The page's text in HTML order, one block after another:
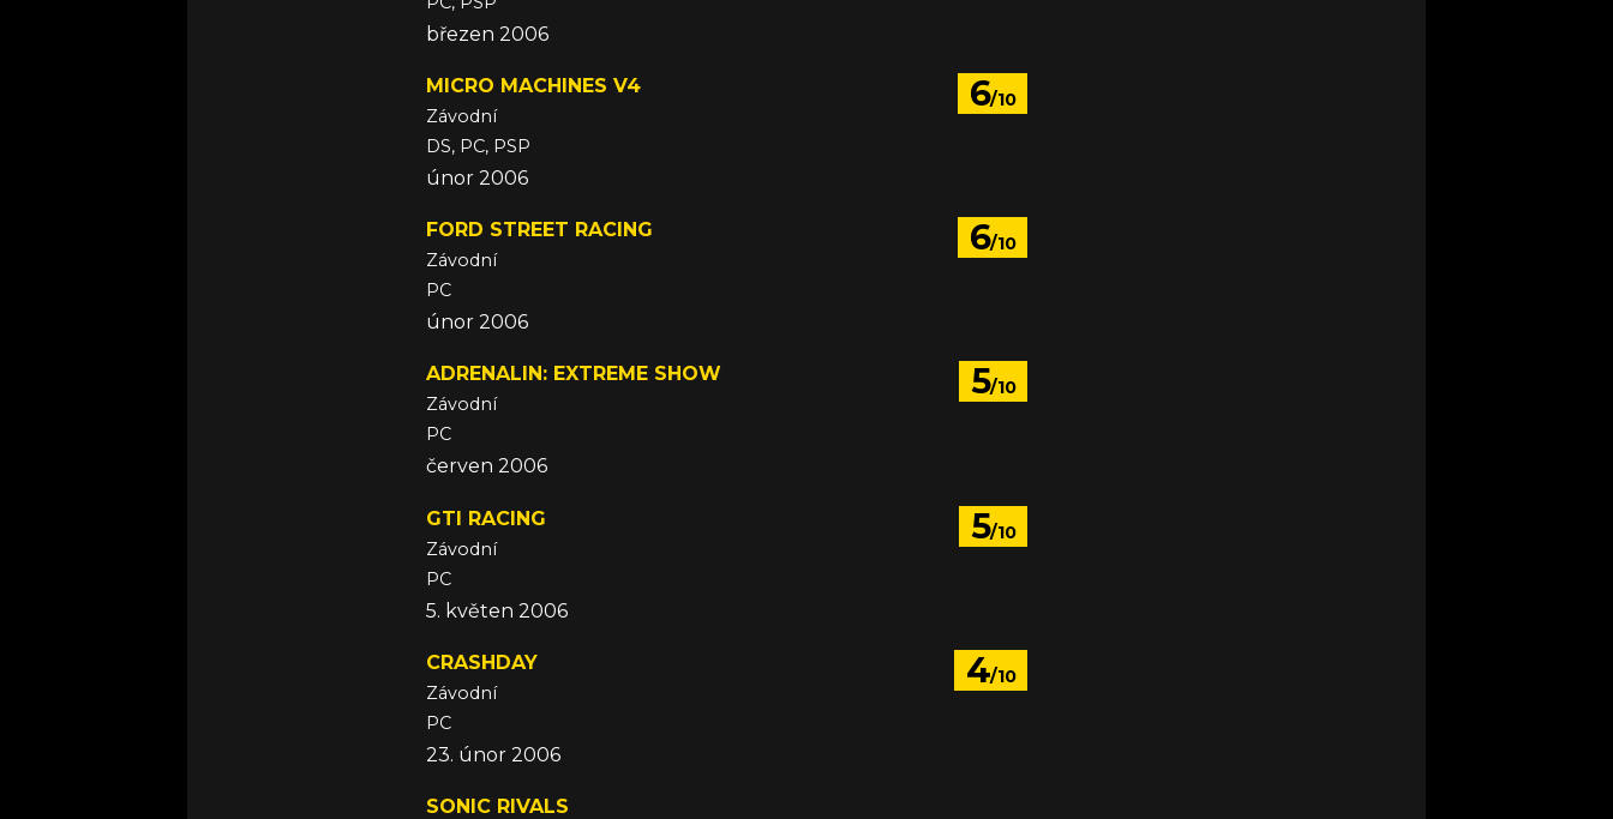
březen 2006
6/10
MICRO MACHINES V4
Závodní
DS, PC, PSP
únor 2006
6/10
FORD STREET RACING
Závodní
PC
únor 2006
5/10
ADRENALIN: EXTREME SHOW
Závodní
PC
červen 2006
5/10
GTI RACING
Závodní
PC
5. květen 2006
4/10
CRASHDAY
Závodní
PC
23. únor 2006
SONIC RIVALS